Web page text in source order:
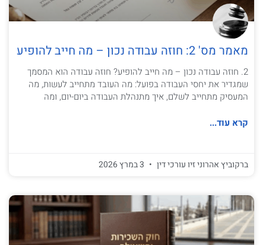
מאמר מס' 2: חוזה עבודה נכון – מה חייב להופיע
2. חוזה עבודה נכון – מה חייב להופיע? חוזה עבודה הוא המסמך
שמגדיר את יחסי העבודה בפועל: מה העובד מתחייב לעשות, מה
המעסיק מתחייב לשלם, איך מתנהלת העבודה ביום-יום, ומה
קרא עוד...
ברקוביץ אהרוני זיו עורכי דין